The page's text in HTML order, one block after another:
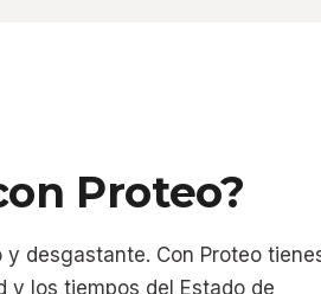
Proteo?
desgastante. Con Proteo
y los tiempos del Estado de